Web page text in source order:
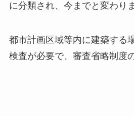
に分類され、今までと変わり
都市計画区域等内に建築する
検査が必要で、審査省略制度